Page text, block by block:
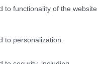
to functionality of the website
to personalization.